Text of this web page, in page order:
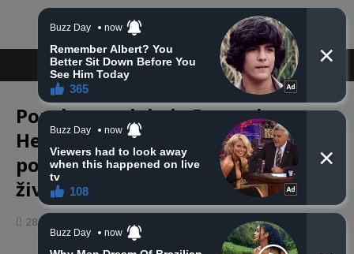
Poruka rasplakala Bosnu i
Hercegovinu: ‘Znate li kako se
postaje doktor s 25 godina
života?’
28 svibnja, 2023 haberhana